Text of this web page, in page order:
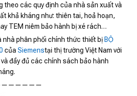
theo các quy định của nhà sản xuất và
khả kháng như: thiên tai, hoả hoạn,
TEM niêm bảo hành bị xé rách…
nhà phân phối chính thức thiết bị BỘ
của Siemenstại thị trường Việt Nam với
đầy đủ các chính sách bảo hành